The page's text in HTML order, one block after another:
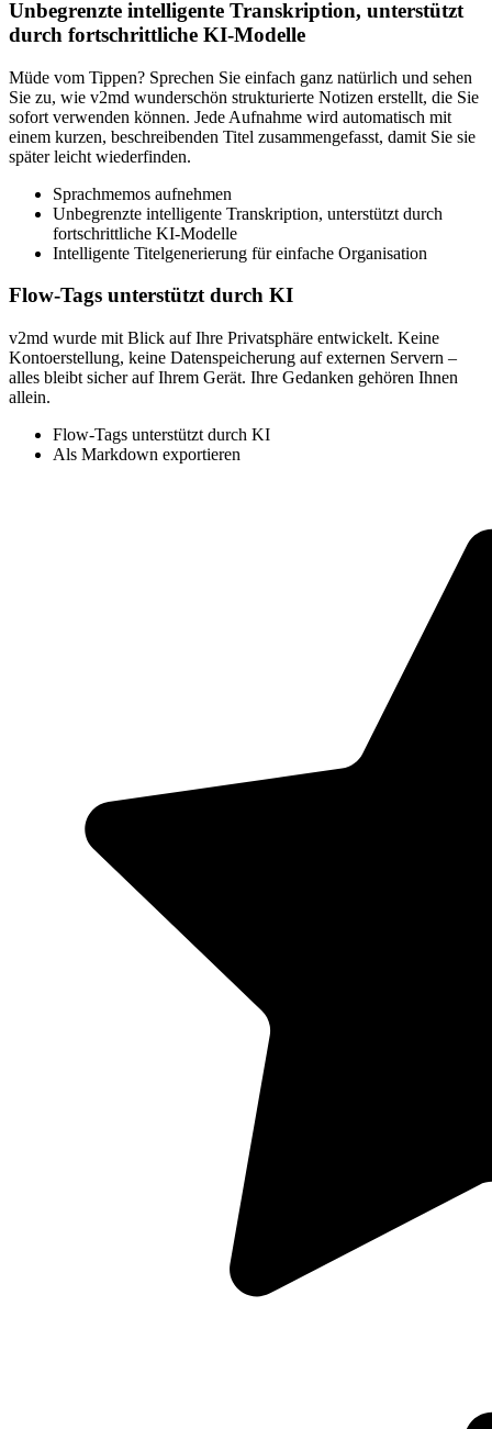
Unbegrenzte intelligente Transkription, unterstützt
durch fortschrittliche KI-Modelle
Müde vom Tippen? Sprechen Sie einfach ganz natürlich und sehen
Sie zu, wie v2md wunderschön strukturierte Notizen erstellt, die Sie
sofort verwenden können. Jede Aufnahme wird automatisch mit
einem kurzen, beschreibenden Titel zusammengefasst, damit Sie sie
später leicht wiederfinden.
Sprachmemos aufnehmen
Unbegrenzte intelligente Transkription, unterstützt durch
fortschrittliche KI-Modelle
Intelligente Titelgenerierung für einfache Organisation
Flow-Tags unterstützt durch KI
v2md wurde mit Blick auf Ihre Privatsphäre entwickelt. Keine
Kontoerstellung, keine Datenspeicherung auf externen Servern –
alles bleibt sicher auf Ihrem Gerät. Ihre Gedanken gehören Ihnen
allein.
Flow-Tags unterstützt durch KI
Als Markdown exportieren